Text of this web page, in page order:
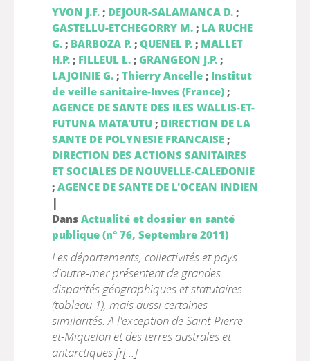
YVON J.F.; DEJOUR-SALAMANCA D.;
GASTELLU-ETCHEGORRY M.; LA RUCHE
G.; BARBOZA P.; QUENEL P.; MALLET
H.P.; FILLEUL L.; GRANGEON J.P.;
LAJOINIE G.; Thierry Ancelle; Institut
de veille sanitaire-Inves (France);
AGENCE DE SANTE DES ILES WALLIS-ET-
FUTUNA MATA'UTU; DIRECTION DE LA
SANTE DE POLYNESIE FRANCAISE;
DIRECTION DES ACTIONS SANITAIRES
ET SOCIALES DE NOUVELLE-CALEDONIE
; AGENCE DE SANTE DE L'OCEAN INDIEN
|
Dans Actualité et dossier en santé
publique (n° 76, Septembre 2011)
Les départements, collectivités et pays
d'outre-mer présentent de grandes
disparités géographiques et statutaires
(tableau 1), mais aussi certaines
similarités. A l'exception de Saint-Pierre-
et-Miquelon et des terres australes et
antarctiques fr[...]